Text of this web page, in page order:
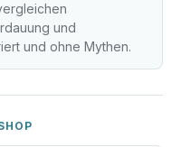
und
und ohne Mythen.